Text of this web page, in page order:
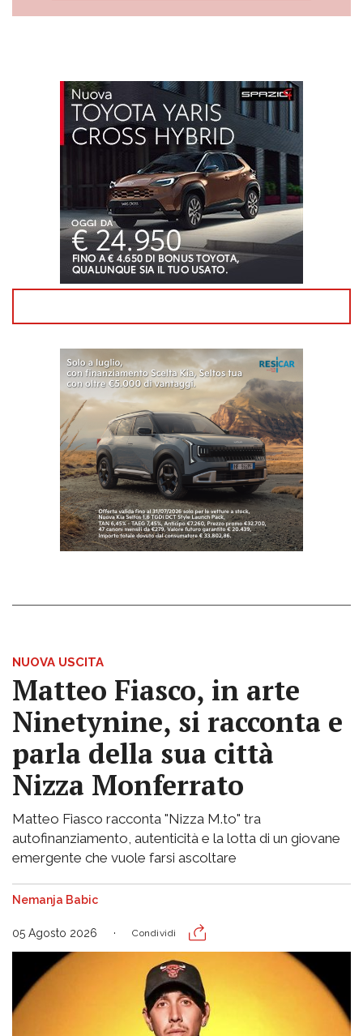
NUOVA USCITA
Matteo Fiasco, in arte
Ninetynine, si racconta e
parla della sua città
Nizza Monferrato
Matteo Fiasco racconta "Nizza M.to" tra
autofinanziamento, autenticità e la lotta di un giovane
emergente che vuole farsi ascoltare
Nemanja Babic
05 Agosto 2026 Condividi